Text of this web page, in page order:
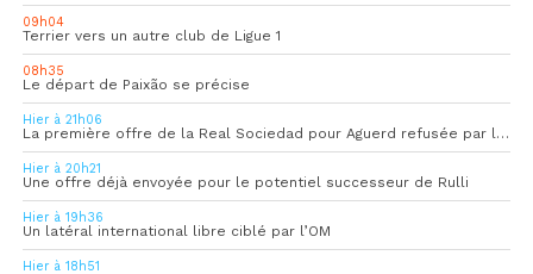
09h04
Terrier vers un autre club de Ligue 1
08h35
Le départ de Paixão se précise
Hier à 21h06
La première offre de la Real Sociedad pour Aguerd refusée par l’OM
Hier à 20h21
Une offre déjà envoyée pour le potentiel successeur de Rulli
Hier à 19h36
Un latéral international libre ciblé par l’OM
Hier à 18h51